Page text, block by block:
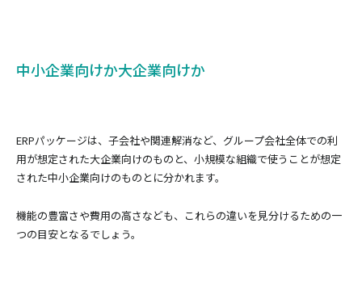
中小企業向けか大企業向けか
ERPパッケージは、子会社や関連解消など、グループ会社全体での利
用が想定された大企業向けのものと、小規模な組織で使うことが想定
された中小企業向けのものとに分かれます。
機能の豊富さや費用の高さなども、これらの違いを見分けるための一
つの目安となるでしょう。